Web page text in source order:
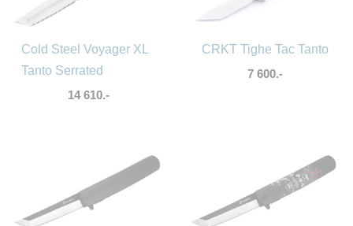
Cold Steel Voyager XL
Tanto Serrated
14 610.-
CRKT Tighe Tac Tanto
7 600.-